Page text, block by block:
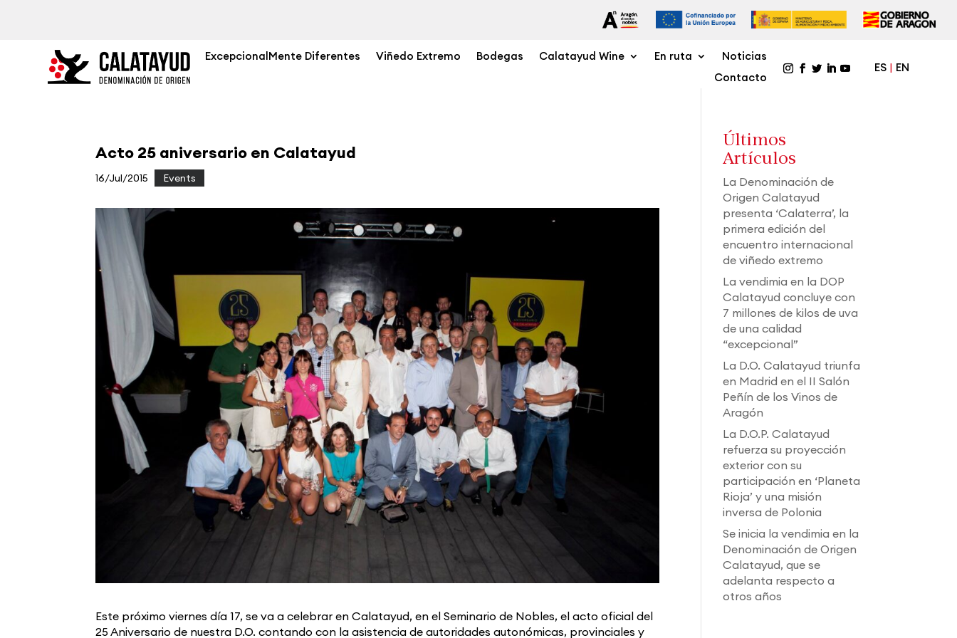
ExcepcionalMente Diferentes Viñedo Extremo Bodegas Calatayud Wine En ruta
Noticias
Contacto
ES EN
Acto 25 aniversario en Calatayud
16/Jul/2015 Events
Este próximo viernes día 17, se va a celebrar en Calatayud, en el Seminario de Nobles, el acto oficial del
25 Aniversario de nuestra D.O. contando con la asistencia de autoridades autonómicas, provinciales y
Últimos
Artículos
La Denominación de
Origen Calatayud
presenta ‘Calaterra’, la
primera edición del
encuentro internacional
de viñedo extremo
La vendimia en la DOP
Calatayud concluye con
7 millones de kilos de uva
de una calidad
“excepcional”
La D.O. Calatayud triunfa
en Madrid en el II Salón
Peñín de los Vinos de
Aragón
La D.O.P. Calatayud
refuerza su proyección
exterior con su
participación en ‘Planeta
Rioja’ y una misión
inversa de Polonia
Se inicia la vendimia en la
Denominación de Origen
Calatayud, que se
adelanta respecto a
otros años